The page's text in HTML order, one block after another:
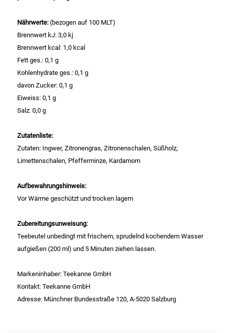
Fruchtsaft
Frühstück / Cerealien
Frühstück / süße Aufstriche
Garnierung
Garten
Gemüsekonserven
Geschirrreiniger
Haushaltshelfer
Nährwerte:(bezogen auf 100 MLT)
Brennwert kJ: 3,0 kj
Brennwert kcal: 1,0 kcal
Fett ges.: 0,1 g
Kohlenhydrate ges.: 0,1 g
davon Zucker: 0,1 g
Eiweiss: 0,1 g
Salz: 0,0 g
Zutatenliste:
Zutaten: Ingwer, Zitronengras, Zitronenschalen, Süßholz,
Limettenschalen, Pfefferminze, Kardamom
Aufbewahrungshinweis:
Vor Wärme geschützt und trocken lagern
Zubereitungsunweisung:
Teebeutel unbedingt mit frischem, sprudelnd kochendem Wasser
aufgießen (200 ml) und 5 Minuten ziehen lassen.
Markeninhaber: Teekanne GmbH
Kontakt: Teekanne GmbH
Adresse: Münchner Bundesstraße 120, A-5020 Salzburg